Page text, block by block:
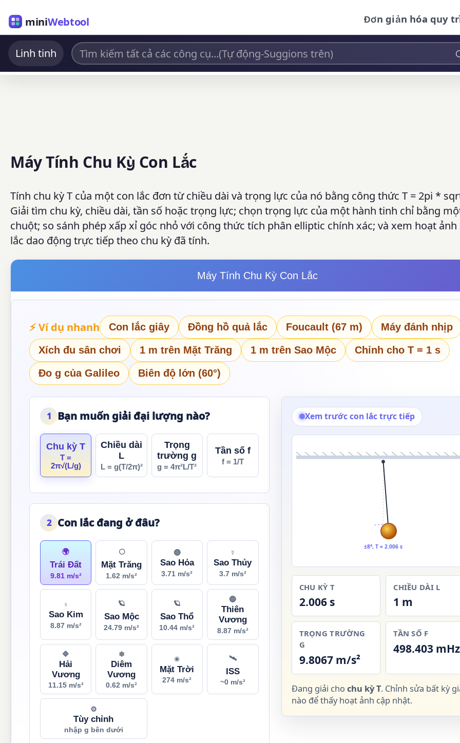
miniWebtool Đơn giản hóa quy
Linh tinh
Máy Tính Chu Kỳ Con Lắc
Tính chu kỳ T của một con lắc đơn từ chiều dài và trọng lực của nó bằng công thức T = 2pi *
Giải tìm chu kỳ, chiều dài, tần số hoặc trọng lực; chọn trọng lực của một hành tinh chỉ bằng
chuột; so sánh phép xấp xỉ góc nhỏ với công thức tích phân elliptic chính xác; và xem hoạt ảnh
lắc dao động trực tiếp theo chu kỳ đã tính.
Máy Tính Chu Kỳ Con Lắc
⚡ Ví dụ nhanh Con lắc giây Đồng hồ quả lắc Foucault (67 m) Máy đánh nhịp
Xích đu sân chơi 1 m trên Mặt Trăng 1 m trên Sao Mộc Chỉnh cho T = 1 s
Đo g của Galileo Biên độ lớn (60°)
1 Bạn muốn giải đại lượng nào?
Chu kỳ T
T =
2π√(L/g)
Chiều dài
L
L = g(T/2π)²
Trọng
trường g
g = 4π²L/T²
Tần số f
f = 1/T
2 Con lắc đang ở đâu?
🌍
Trái Đất
9.81 m/s²
🌕
Mặt Trăng
1.62 m/s²
🔴
Sao Hỏa
3.71 m/s²
☿
Sao Thủy
3.7 m/s²
♀
Sao Kim
8.87 m/s²
🪐
Sao Mộc
24.79 m/s²
🪐
Sao Thổ
10.44 m/s²
🔵
Thiên
Vương
8.87 m/s²
🔷
Hải
Vương
11.15 m/s²
❄
Diêm
Vương
0.62 m/s²
☀
Mặt Trời
274 m/s²
🛰
ISS
~0 m/s²
⚙
Tùy chỉnh
nhập g bên dưới
Xem trước con lắc trực tiếp
±8°, T = 2.006 s
CHU KỲ T
2.006 s
CHIỀU DÀI L
1 m
TRỌNG TRƯỜNG
G
9.8067 m/s²
TẦN SỐ F
498.403 mHz
Đang giải cho chu kỳ T. Chỉnh sửa bất kỳ
nào để thấy hoạt ảnh cập nhật.